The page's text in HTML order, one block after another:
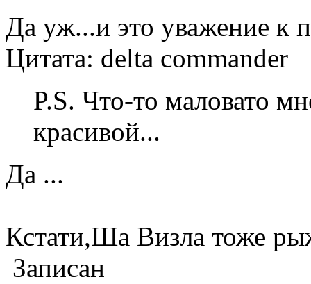
Да уж...и это уважение к
Цитата: delta commander
P.S. Что-то маловато
красивой...
Да ...
Кстати,Ша Визла тоже
Записан